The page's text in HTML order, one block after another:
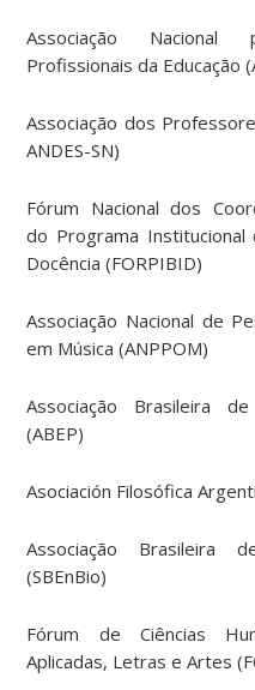
Associação
Profissionais da Educação
Associação dos
ANDES-SN)
Fórum Nacional dos
do Programa Institucional
Docência (FORPIBID)
Associação Nacional de
em Música (ANPPOM)
Associação Brasileira
(ABEP)
Asociación Filosófica
Associação Brasileira
(SBEnBio)
Fórum de Ciências
Aplicadas, Letras e Artes